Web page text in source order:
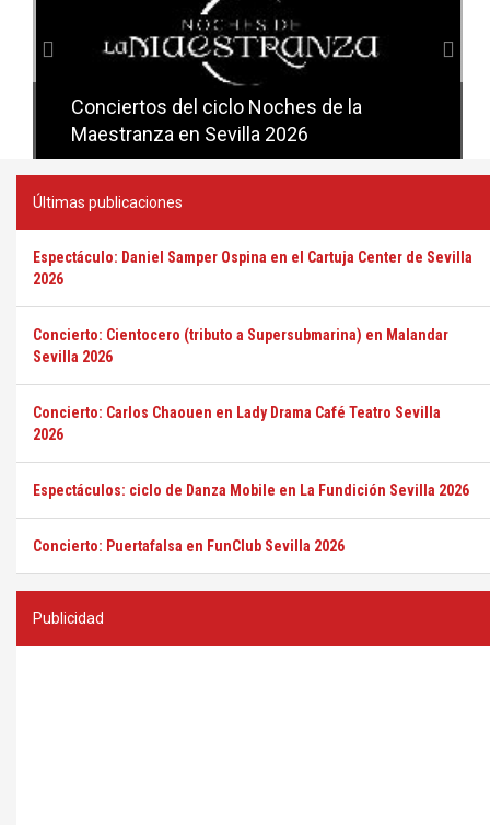
Conciertos del ciclo Noches de la
Maestranza en Sevilla 2026
Conciertos del ciclo Candlelight en
Sevilla
Últimas publicaciones
Espectáculo: Daniel Samper Ospina en el Cartuja Center de Sevilla
2026
Concierto: Cientocero (tributo a Supersubmarina) en Malandar
Sevilla 2026
Concierto: Carlos Chaouen en Lady Drama Café Teatro Sevilla
2026
Espectáculos: ciclo de Danza Mobile en La Fundición Sevilla 2026
Concierto: Puertafalsa en FunClub Sevilla 2026
Publicidad